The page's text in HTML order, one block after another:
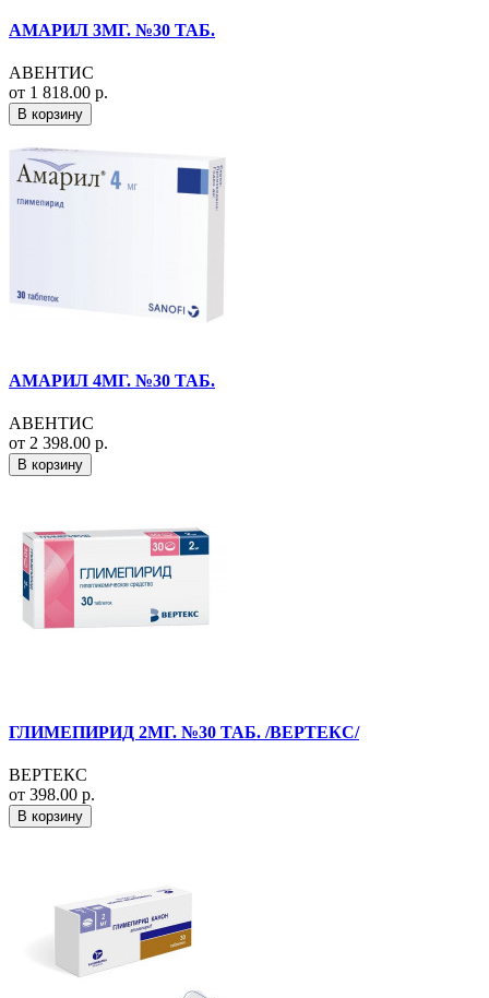
АМАРИЛ 3МГ. №30 ТАБ.
АВЕНТИС
от 1 818.00 р.
В корзину
АМАРИЛ 4МГ. №30 ТАБ.
АВЕНТИС
от 2 398.00 р.
В корзину
ГЛИМЕПИРИД 2МГ. №30 ТАБ. /ВЕРТЕКС/
ВЕРТЕКС
от 398.00 р.
В корзину